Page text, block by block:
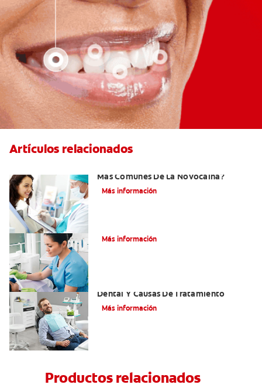
Artículos relacionados
Más Comunes De La Novocaína?
Más información
Más información
Dental Y Causas De Tratamiento
Más información
Productos relacionados